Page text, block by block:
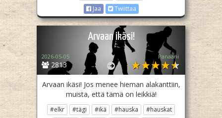
Jaa
Twiittaa
Arvaan ikäsi!
2813
2026-05-05 Panaani
Arvaan ikäsi! Jos menee hieman alakanttiin,
muista, että tämä on leikkiä!
#elkr #tägi #ikä #hauska
#hauskat